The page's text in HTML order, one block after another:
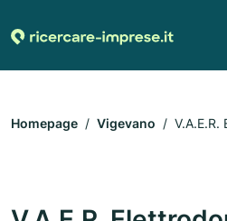
Homepage Vigevano